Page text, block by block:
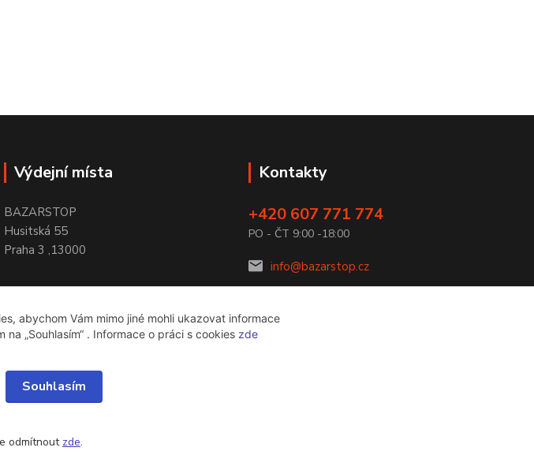
Výdejní místa
BAZARSTOP
Husitská 55
Praha 3 ,13000
Kontakty
+420 607 771 774
PO - ČT 9:00 -18:00
info@bazarstop.cz
abychom Vám mimo jiné mohli ukazovat informace
„Souhlasím“ . Informace o práci s cookies zde
Souhlasím
odmítnout zde.